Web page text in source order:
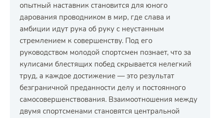
опытный наставник становится для юного
дарования проводником в мир, где слава и
амбиции идут рука об руку с неустанным
стремлением к совершенству. Под его
руководством молодой спортсмен познает, что за
кулисами блестящих побед скрывается нелегкий
труд, а каждое достижение — это результат
безграничной преданности делу и постоянного
самосовершенствования. Взаимоотношения между
двумя спортсменами становятся центральной